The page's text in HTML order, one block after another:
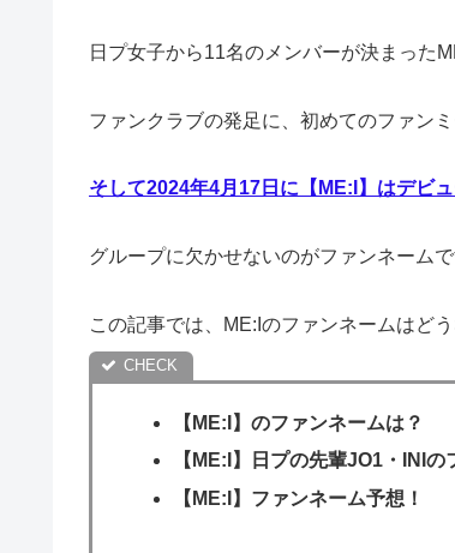
日プ女子から11名のメンバーが決まった
ファンクラブの発足に、初めてのファン
そして2024年4月17日に【ME:I】はデビュ
グループに欠かせないのがファンネームで
この記事では、ME:Iのファンネームはど
【ME:I】のファンネームは？
【ME:I】日プの先輩JO1・INI
【ME:I】ファンネーム予想！